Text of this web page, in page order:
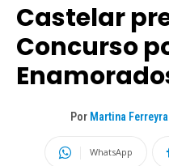
Castelar
Concurso
Por Martina Ferreyra
WhatsApp